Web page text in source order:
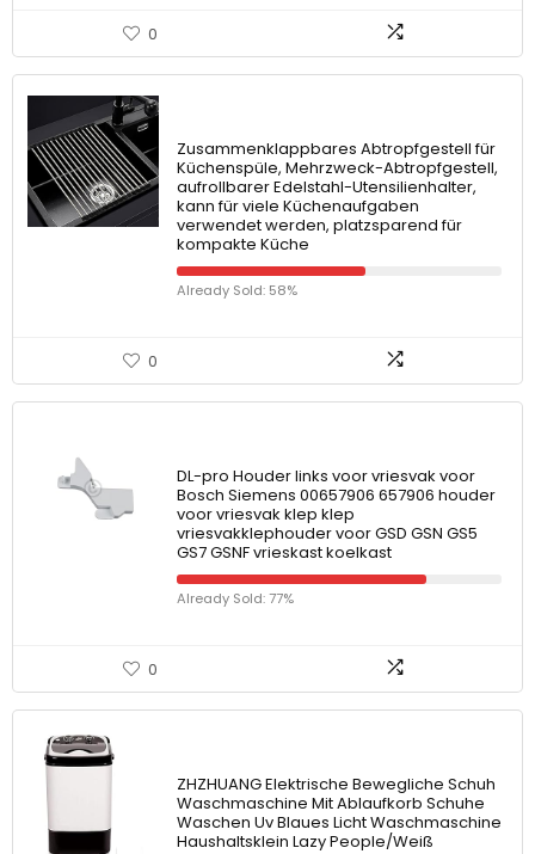
0
Zusammenklappbares Abtropfgestell für
Küchenspüle, Mehrzweck-Abtropfgestell,
aufrollbarer Edelstahl-Utensilienhalter,
kann für viele Küchenaufgaben
verwendet werden, platzsparend für
kompakte Küche
Already Sold: 58%
0
DL-pro Houder links voor vriesvak voor
Bosch Siemens 00657906 657906 houder
voor vriesvak klep klep
vriesvakklephouder voor GSD GSN GS5
GS7 GSNF vrieskast koelkast
Already Sold: 77%
0
ZHZHUANG Elektrische Bewegliche Schuh
Waschmaschine Mit Ablaufkorb Schuhe
Waschen Uv Blaues Licht Waschmaschine
Haushaltsklein Lazy People/Weiß